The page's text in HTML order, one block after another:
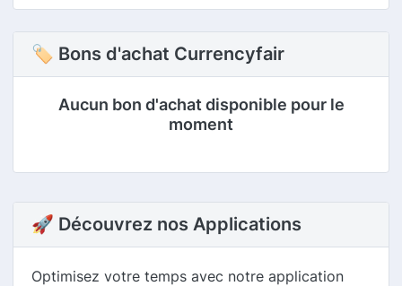
🏷 Bons d'achat Currencyfair
Aucun bon d'achat disponible pour le
moment
🚀 Découvrez nos Applications
Optimisez votre temps avec notre application